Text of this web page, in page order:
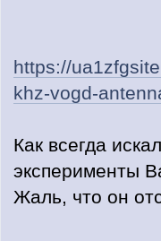
https://
khz-vogd-
Как всегда
эксперименты
Жаль, что он